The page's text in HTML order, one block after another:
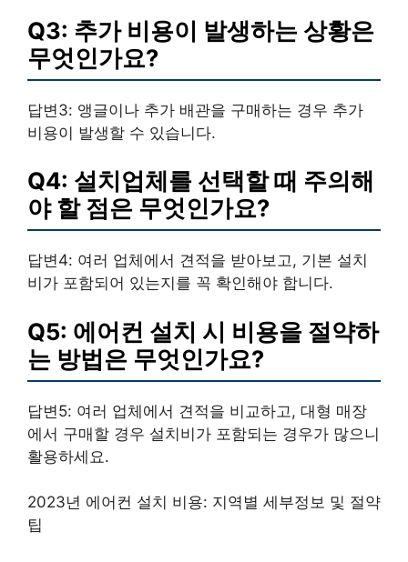
Q3: 추가 비용이 발생하는 상황은
무엇인가요?
답변3: 앵글이나 추가 배관을 구매하는 경우 추가
비용이 발생할 수 있습니다.
Q4: 설치업체를 선택할 때 주의해
야 할 점은 무엇인가요?
답변4: 여러 업체에서 견적을 받아보고, 기본 설치
비가 포함되어 있는지를 꼭 확인해야 합니다.
Q5: 에어컨 설치 시 비용을 절약하
는 방법은 무엇인가요?
답변5: 여러 업체에서 견적을 비교하고, 대형 매장
에서 구매할 경우 설치비가 포함되는 경우가 많으니
활용하세요.
2023년 에어컨 설치 비용: 지역별 세부정보 및 절약
팁